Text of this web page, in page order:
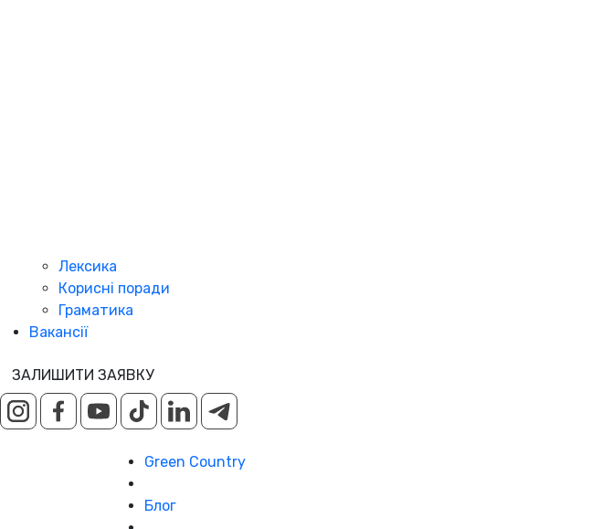
Лексика
Корисні поради
Граматика
Вакансії
ЗАЛИШИТИ ЗАЯВКУ
Green Country
Блог